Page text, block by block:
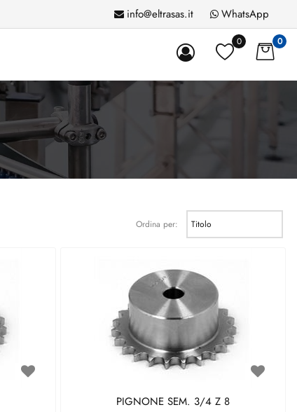
info@eltrasas.it WhatsApp
0 0
Ordina per:
PIGNONE SEM. 3/4 Z 8